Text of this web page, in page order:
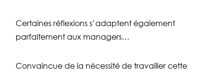
Certaines réflexions s’adaptent également
parfaitement aux managers…
Convaincue de la nécessité de travailler cette